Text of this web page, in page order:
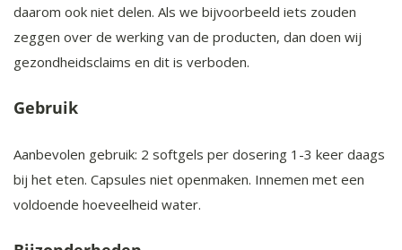
daarom ook niet delen. Als we bijvoorbeeld iets zouden
zeggen over de werking van de producten, dan doen wij
gezondheidsclaims en dit is verboden.
Gebruik
Aanbevolen gebruik: 2 softgels per dosering 1-3 keer daags
bij het eten. Capsules niet openmaken. Innemen met een
voldoende hoeveelheid water.